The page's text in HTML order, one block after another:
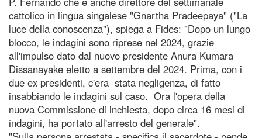
cattolico in lingua singalese "Gnartha Pradeepaya" ("La
luce della conoscenza"), spiega a Fides: "Dopo un lungo
blocco, le indagini sono riprese nel 2024, grazie
all'impulso dato dal nuovo presidente Anura Kumara
Dissanayake eletto a settembre del 2024. Prima, con i
due ex presidenti, c'era stata negligenza, di fatto
insabbiando le indagini sul caso. Ora l'opera della
nuova Commissione di inchiesta, dopo circa 16 mesi di
indagini, ha portato all'arresto del generale".